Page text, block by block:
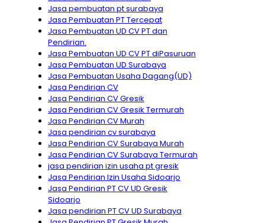
Jasa pembuatan pt surabaya
Jasa Pembuatan PT Tercepat
Jasa Pembuatan UD CV PT dan
Pendirian.
Jasa Pembuatan UD CV PT diPasuruan
Jasa Pembuatan UD Surabaya
Jasa Pembuatan Usaha Dagang(UD)
Jasa Pendirian CV
Jasa Pendirian CV Gresik
Jasa Pendirian CV Gresik Termurah
Jasa Pendirian CV Murah
Jasa pendirian cv surabaya
Jasa Pendirian CV Surabaya Murah
Jasa Pendirian CV Surabaya Termurah
jasa pendirian izin usaha pt gresik
Jasa Pendirian Izin Usaha Sidoarjo
Jasa Pendirian PT CV UD Gresik
Sidoarjo
Jasa pendirian PT CV UD Surabaya